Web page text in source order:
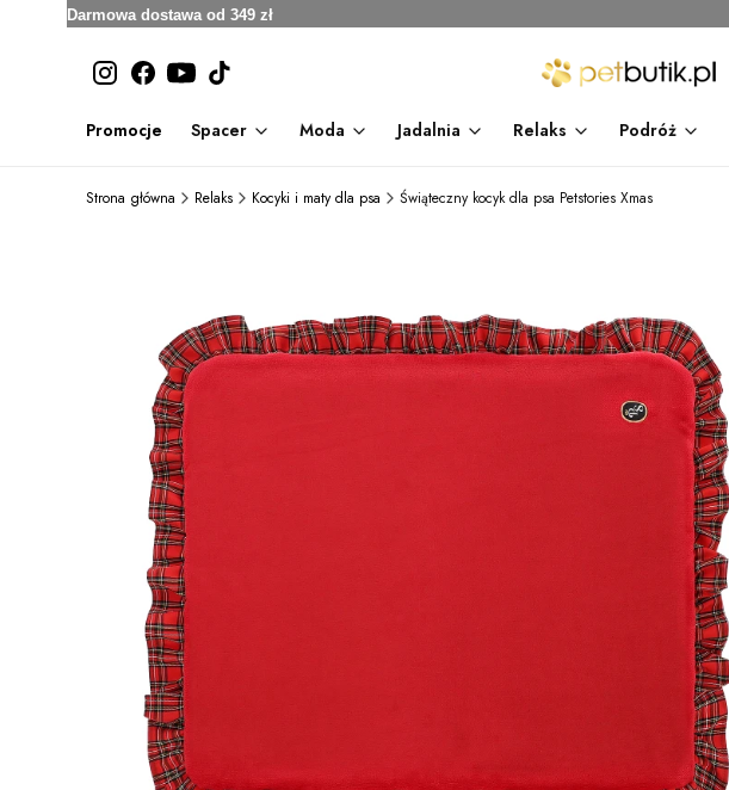
Darmowa dostawa od 349 zł
Promocje Spacer Moda Jadalnia Relaks Podróż
Strona główna Relaks Kocyki i maty dla psa Świąteczny kocyk dla psa Petstories Xmas